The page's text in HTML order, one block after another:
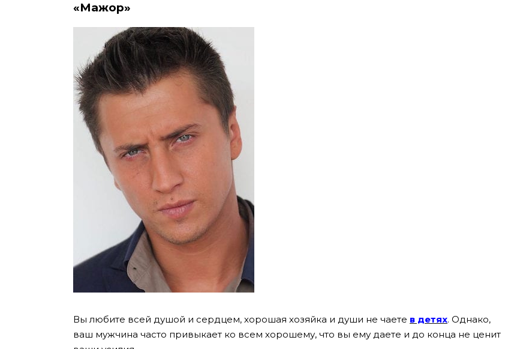
«Мажор»
Вы любите всей душой и сердцем, хорошая хозяйка и души не чаете в детях. Однако,
ваш мужчина часто привыкает ко всем хорошему, что вы ему даете и до конца не ценит